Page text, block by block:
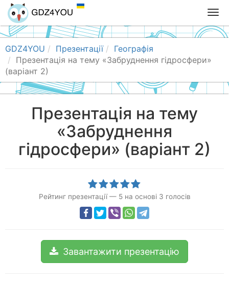
T
o
g
n
a
GDZ4YOU Презентації
Географія
Презентація на тему «Забруднення гідросфери»
(варіант 2)
Презентація на тему
«Забруднення
гідросфери» (варіант 2)
Рейтинг презентації — 5на основі 3 голосів
Завантажити презентацію